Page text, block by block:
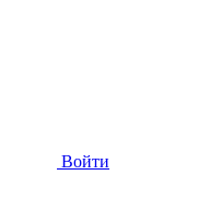
Войти